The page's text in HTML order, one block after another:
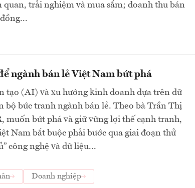
trải nghiệm và mua sắm; doanh thu bán
ngành bán lẻ Việt Nam bứt phá
tạo (AI) và xu hướng kinh doanh dựa trên dữ
bộ bức tranh ngành bán lẻ. Theo bà Trần Thị
muốn bứt phá và giữ vững lợi thế cạnh tranh,
Nam bắt buộc phải bước qua giai đoạn thử
công nghệ và dữ liệu...
Doanh nghiệp